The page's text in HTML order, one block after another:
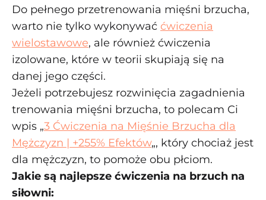
Do pełnego przetrenowania mięśni brzucha,
warto nie tylko wykonywać ćwiczenia
wielostawowe, ale również ćwiczenia
izolowane, które w teorii skupiają się na
danej jego części.
Jeżeli potrzebujesz rozwinięcia zagadnienia
trenowania mięśni brzucha, to polecam Ci
wpis „3 Ćwiczenia na Mięśnie Brzucha dla
Mężczyzn | +255% Efektów„, który chociaż jest
dla mężczyzn, to pomoże obu płciom.
Jakie są najlepsze ćwiczenia na brzuch na
siłowni: